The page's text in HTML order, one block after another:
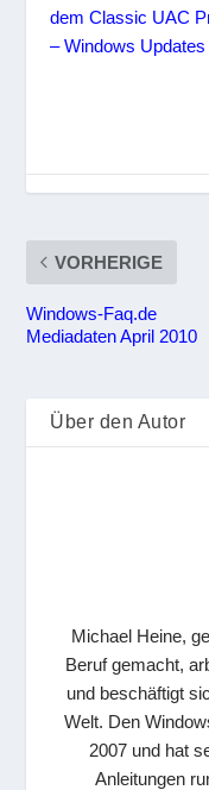
dem Classic UAC
– Windows
VORHERIGE
Windows-Faq.de
Mediadaten April 2010
Über den Autor
Michael Heine,
Beruf gemacht,
und beschäftigt
Welt. Den
2007 und hat
Anleitungen